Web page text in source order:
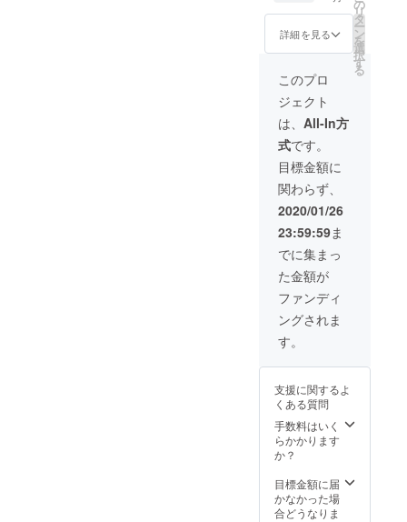
ズの油
絵もし
くはア
クリル
絵 （絵
は、
テーマ
やイ
メージ
をお聞
きして
描きま
す。）
この写
真を油
絵で描
いて欲
しい、
似顔絵
を描い
て欲し
い、青
た抽象
描いて
欲し
い、な
どなん
でも大
す。詳
しく要
望をお
詳細を見る
の
リ
タ
ー
ン
を
選
択
す
る
このプロ
ジェクト
は、 All-In方
式です。
目標金額に
関わらず、
2020/01/26
23:59:59ま
でに集まっ
た金額が
ファンディ
ングされま
す。
支援に関するよ
くある質問
手数料はいく
らかかります
か？
目標金額に届
かなかった場
合どうなりま